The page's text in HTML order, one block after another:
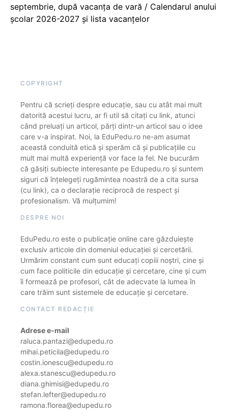
septembrie, după vacanța de vară / Calendarul anului
școlar 2026-2027 și lista vacanțelor
COPYRIGHT
Pentru că scrieți despre educație, sau cu atât mai mult
datorită acestui lucru, ar fi util să citați cu link, atunci
când preluați un articol, părți dintr-un articol sau o idee
care v-a inspirat. Noi, la EduPedu.ro ne-am asumat
această conduită etică și sperăm că și publicațiile cu
mult mai multă experiență vor face la fel. Ne bucurăm
că găsiți subiecte interesante pe Edupedu.ro și suntem
siguri că înțelegeți rugămintea noastră de a cita sursa
(cu link), ca o declarație reciprocă de respect și
profesionalism. Vă mulțumim!
DESPRE NOI
EduPedu.ro este o publicație online care găzduiește
exclusiv articole din domeniul educației și cercetării.
Urmărim constant cum sunt educați copiii noștri, cine și
cum face politicile din educație și cercetare, cine și cum
îi formează pe profesori, cât de adecvate la lumea în
care trăim sunt sistemele de educație și cercetare.
CONTACT REDACȚIE
Adrese e-mail
raluca.pantazi@edupedu.ro
mihai.peticila@edupedu.ro
costin.ionescu@edupedu.ro
alexa.stanescu@edupedu.ro
diana.ghimisi@edupedu.ro
stefan.lefter@edupedu.ro
ramona.florea@edupedu.ro